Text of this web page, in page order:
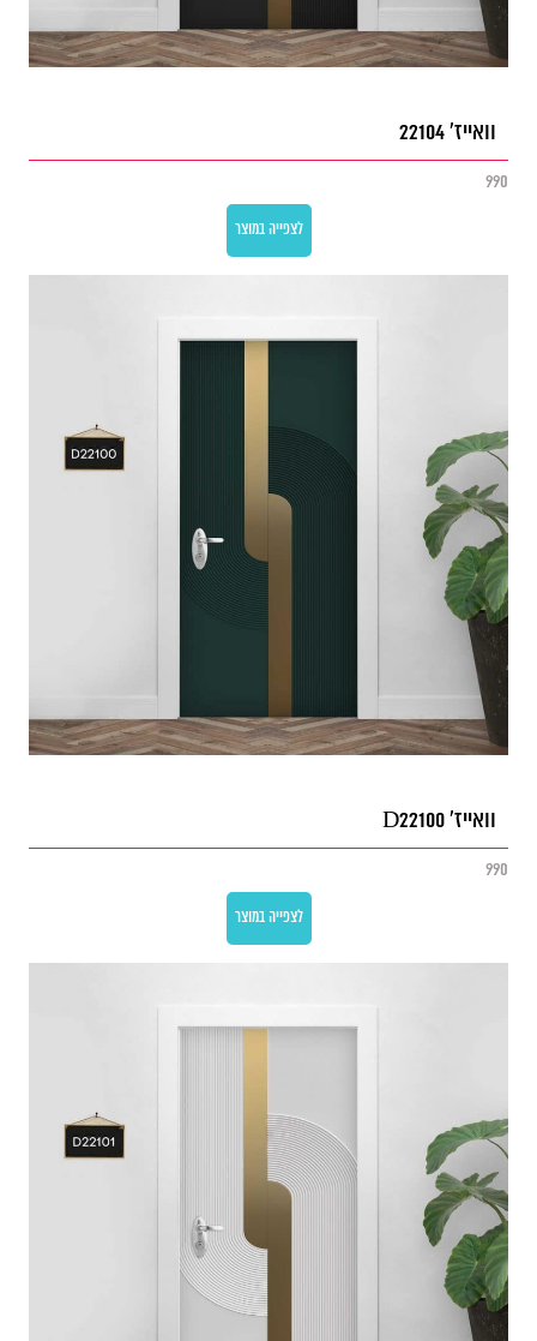
וואייז' 22104
990
לצפייה במוצר
וואייז' D22100
990
לצפייה במוצר